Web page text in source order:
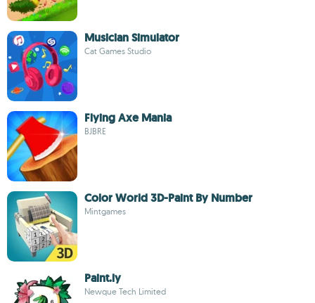
Musician Simulator
Cat Games Studio
Flying Axe Mania
BJBRE
Color World 3D-Paint By Number
Mintgames
Paint.ly
Newque Tech Limited